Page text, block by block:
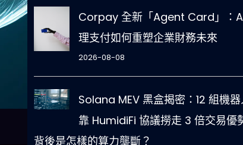
Corpay 全新「Agent Card」：
理支付如何重塑企業財務未來
2026-08-08
Solana MEV 黑盒揭密：12 組機
靠 HumidiFi 協議撈走 3 倍交易優
背後是怎樣的算力壟斷？